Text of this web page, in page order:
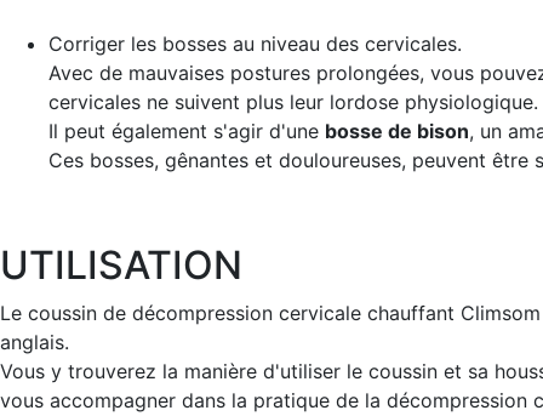
Corriger les bosses au niveau des cervicales.
Avec de mauvaises postures prolongées, vous
cervicales ne suivent plus leur lordose physiologique.
Il peut également s'agir d'une bosse de bison, un
Ces bosses, gênantes et douloureuses, peuvent
UTILISATION
Le coussin de décompression cervicale chauffant
anglais.
Vous y trouverez la manière d'utiliser le coussin et sa
vous accompagner dans la pratique de la décompression